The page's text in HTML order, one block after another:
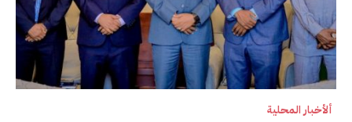
ألأخبار المحلية